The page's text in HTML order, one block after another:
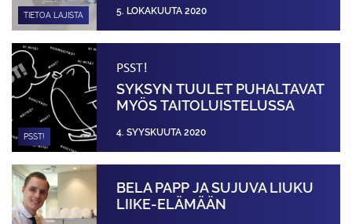
TIETOA LAJISTA 5. LOKAKUUTA 2020
PSST!
PSST!
SYKSYN TUULET PUHALTAVAT
MYÖS TAITOLUISTELUSSA
4. SYYSKUUTA 2020
BELA PAPP JA SUJUVA LIUKU
LIIKE-ELÄMÄÄN